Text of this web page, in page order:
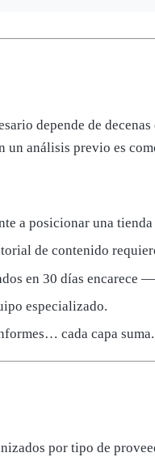
depende de
análisis previo es
a posicionar una
de contenido
en 30 días encarece
especializado.
cada capa suma.
por tipo de